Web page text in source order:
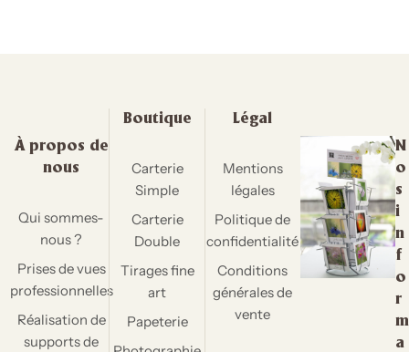
À propos de
nous
Qui sommes-
nous ?
Prises de vues
professionnelles
Réalisation de
supports de
Boutique
Carterie
Simple
Carterie
Double
Tirages fine
art
Papeterie
Légal
Mentions
légales
Politique de
confidentialité
Conditions
générales de
vente
N
o
s
i
n
f
o
r
m
a